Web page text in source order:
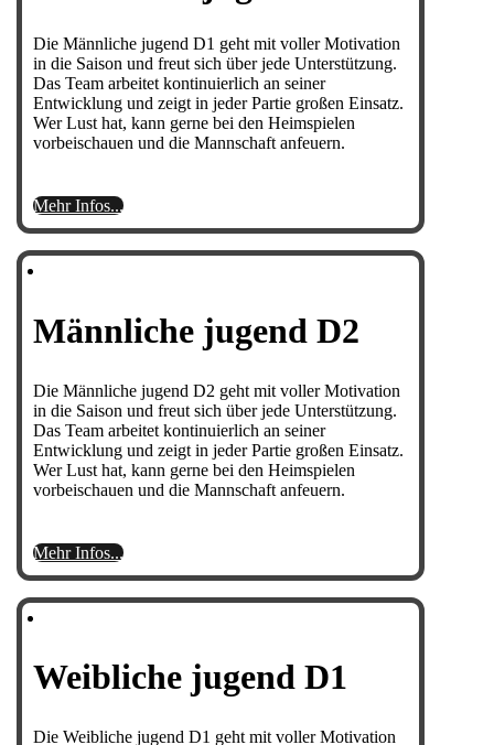
Die Männliche jugend D1 geht mit voller Motivation
in die Saison und freut sich über jede Unterstützung.
Das Team arbeitet kontinuierlich an seiner
Entwicklung und zeigt in jeder Partie großen Einsatz.
Wer Lust hat, kann gerne bei den Heimspielen
vorbeischauen und die Mannschaft anfeuern.
Mehr Infos...
Männliche jugend D2
Die Männliche jugend D2 geht mit voller Motivation
in die Saison und freut sich über jede Unterstützung.
Das Team arbeitet kontinuierlich an seiner
Entwicklung und zeigt in jeder Partie großen Einsatz.
Wer Lust hat, kann gerne bei den Heimspielen
vorbeischauen und die Mannschaft anfeuern.
Mehr Infos...
Weibliche jugend D1
Die Weibliche jugend D1 geht mit voller Motivation